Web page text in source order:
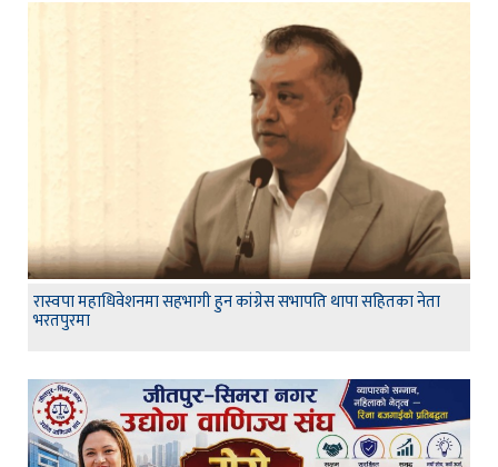
रास्वपा महाधिवेशनमा सहभागी हुन कांग्रेस सभापति थापा सहितका नेता
भरतपुरमा